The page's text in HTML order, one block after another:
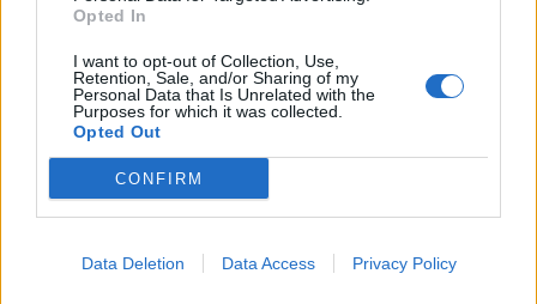
Opted In
I want to opt-out of Collection, Use,
Retention, Sale, and/or Sharing of my
Personal Data that Is Unrelated with the
Purposes for which it was collected.
Opted Out
CONFIRM
Data Deletion Data Access Privacy Policy
Il Buddusò in mani sicure con Mario Fadda, il Monte
Alma riparte da Ivano Falchi
5 Ago 2026
Con l'apertura dei tesseramenti dei calciatori a partire dall'1 luglio,
inizia ufficialmente la stagione 2026-27 e per le squadre di
Promozione girone B arrivano anche le chiusure delle trattative…
Coppa Italia: gli accoppiamenti dei 16esimi di
finale con i derby a Cagliari, Sassari e
Macomer